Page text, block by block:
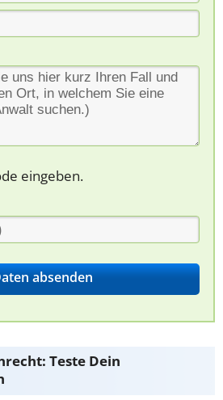
eingeben.
Teste Dein